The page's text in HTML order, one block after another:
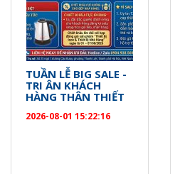
TUẦN LỄ BIG SALE -
TRI ÂN KHÁCH
HÀNG THÂN THIẾT
2026-08-01 15:22:16